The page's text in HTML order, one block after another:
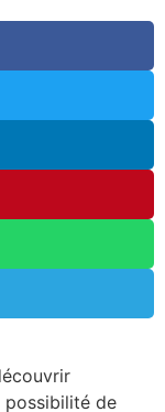
possibilité de